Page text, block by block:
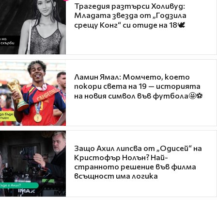
Трагедия разтърси Холивуд:
Младата звезда от „Годзила
срещу Конг“ си отиде на 18🕊️
Ламин Ямал: Момчето, което
покори света на 19 — историята
на новия символ във футбола🤩⚽
Защо Ахил липсва от „Одисей“ на
Кристофър Нолън? Най-
странното решение във филма
всъщност има логика